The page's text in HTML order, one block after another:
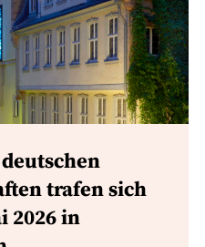
trafen sich
2026 in